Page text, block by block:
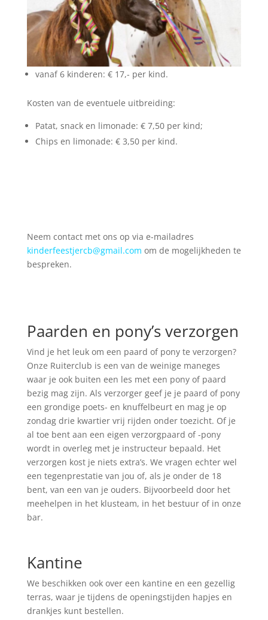
vanaf 6 kinderen: € 17,- per kind.
Kosten van de eventuele uitbreiding:
Patat, snack en limonade: € 7,50 per kind;
Chips en limonade: € 3,50 per kind.
Neem contact met ons op via e-mailadres
kinderfeestjercb@gmail.com om de mogelijkheden te
bespreken.
Paarden en pony’s verzorgen
Vind je het leuk om een paard of pony te verzorgen?
Onze Ruiterclub is een van de weinige maneges
waar je ook buiten een les met een pony of paard
bezig mag zijn. Als verzorger geef je je paard of pony
een grondige poets- en knuffelbeurt en mag je op
zondag drie kwartier vrij rijden onder toezicht. Of je
al toe bent aan een eigen verzorgpaard of -pony
wordt in overleg met je instructeur bepaald. Het
verzorgen kost je niets extra’s. We vragen echter wel
een tegenprestatie van jou of, als je onder de 18
bent, van een van je ouders. Bijvoorbeeld door het
meehelpen in het klusteam, in het bestuur of in onze
bar.
Kantine
We beschikken ook over een kantine en een gezellig
terras, waar je tijdens de openingstijden hapjes en
drankjes kunt bestellen.